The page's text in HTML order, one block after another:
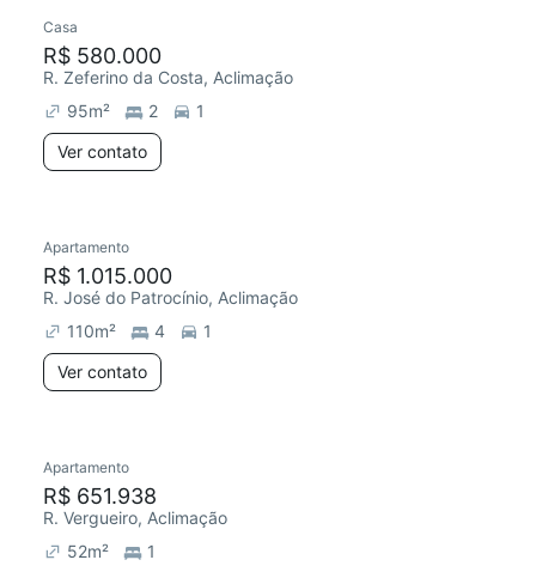
Casa
R$ 580.000
R. Zeferino da Costa, Aclimação
95m² 2
1
Ver contato
Apartamento
R$ 1.015.000
R. José do Patrocínio, Aclimação
110m² 4
1
Ver contato
Apartamento
R$ 651.938
R. Vergueiro, Aclimação
52m²
1